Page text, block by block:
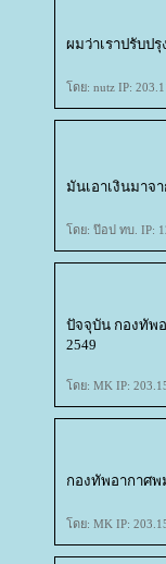
ผมว่าเราปรับป
ดย: nutz IP:
มันเอาเงินมา
ดย: ป๊อป ทบ. IP:
ปัจจุบัน กองทัพ
2549
ดย: MK IP:
กองทัพอากาศพ
ดย: MK IP: